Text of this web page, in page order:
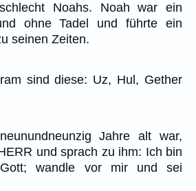
Noahs. Noah war ein
ohne Tadel und führte ein
seinen Zeiten.
sind diese: Uz, Hul, Gether
Jahre alt war,
und sprach zu ihm: Ich bin
wandle vor mir und sei